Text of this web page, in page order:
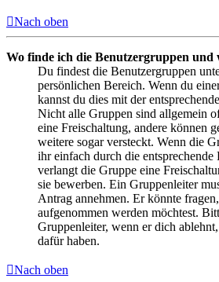
Nach oben
Wo finde ich die Benutzergruppen und
Du findest die Benutzergruppen
persönlichen Bereich. Wenn du
kannst du dies mit der
Nicht alle Gruppen sind allgemein
eine Freischaltung, andere können
weitere sogar versteckt. Wenn die
ihr einfach durch die entsprechende
verlangt die Gruppe eine
sie bewerben. Ein Gruppenleiter
Antrag annehmen. Er könnte
aufgenommen werden möchtest.
Gruppenleiter, wenn er dich
dafür haben.
Nach oben